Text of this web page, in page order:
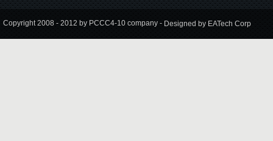
Copyright 2008 - 2012 by PCCC4-10 company - Designed by EATech Corp